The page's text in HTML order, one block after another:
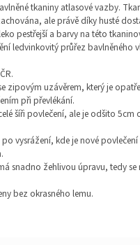
tkaniny atlasové vazby.
ale právě díky husté
pestřejší a barvy na této
ledvinkovitý průřez
zipovým uzávěrem, který je
při převlékání.
šíři povlečení, ale je odšito
vysrážení, kde je nové
snadno žehlivou úpravu, tedy
bez okrasného lemu.